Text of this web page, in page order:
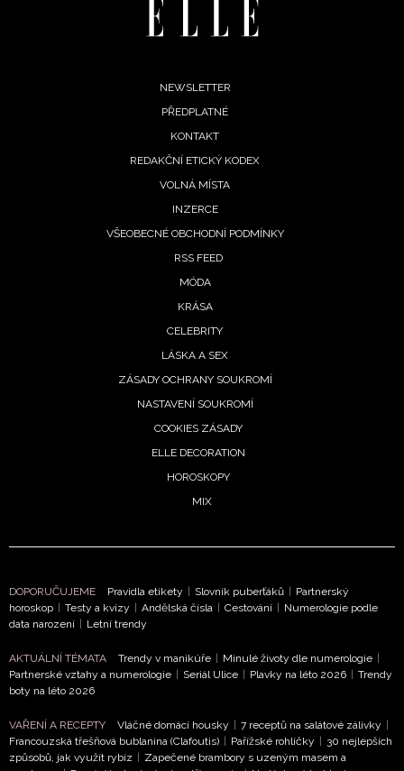
NEWSLETTER
ODESLAT
Přihlášením k newsletteru souhlasíte s
podmínkami společnosti BurdaMedia Extra s.r.o.a
potvrzujete, že jste se seznámili seZásadami
NEWSLETTER
PŘEDPLATNÉ
KONTAKT
REDAKČNÍ ETICKÝ KODEX
VOLNÁ MÍSTA
INZERCE
VŠEOBECNÉ OBCHODNÍ PODMÍNKY
RSS FEED
MÓDA
KRÁSA
CELEBRITY
LÁSKA A SEX
ZÁSADY OCHRANY SOUKROMÍ
NASTAVENÍ SOUKROMÍ
COOKIES ZÁSADY
ELLE DECORATION
HOROSKOPY
MIX
DOPORUČUJEME Pravidla etikety | Slovník puberťáků | Partnerský
horoskop | Testy a kvízy | Andělská čísla | Cestování | Numerologie podle
data narození | Letní trendy
AKTUÁLNÍ TÉMATA Trendy v manikúře | Minulé životy dle numerologie |
Partnerské vztahy a numerologie | Seriál Ulice | Plavky na léto 2026 | Trendy
boty na léto 2026
VAŘENÍ A RECEPTY Vláčné domácí housky | 7 receptů na salátové zálivky |
Francouzská třešňová bublanina (Clafoutis) | Pařížské rohlíčky | 30 nejlepších
způsobů, jak využít rybíz | Zapečené brambory s uzeným masem a